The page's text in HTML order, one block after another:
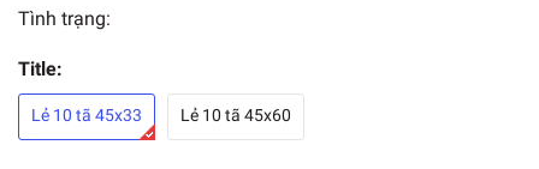
Tình trạng:
Title:
Lẻ 10 tã 45x33 Lẻ 10 tã 45x60